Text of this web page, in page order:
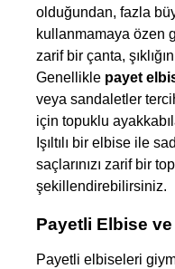
olduğundan, fazla
kullanmamaya özen
zarif bir çanta,
Genellikle payet
veya sandaletler
için topuklu
Işıltılı bir elbise ile
saçlarınızı zarif bir
şekillendirebilirsiniz.
Payetli Elbise ve
Payetli elbiseleri